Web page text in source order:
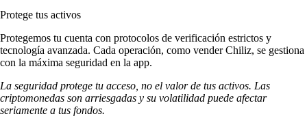
Protege tus activos
Protegemos tu cuenta con protocolos de verificación estrictos y
tecnología avanzada. Cada operación, como vender Chiliz, se gestiona
con la máxima seguridad en la app.
La seguridad protege tu acceso, no el valor de tus activos. Las
criptomonedas son arriesgadas y su volatilidad puede afectar
seriamente a tus fondos.